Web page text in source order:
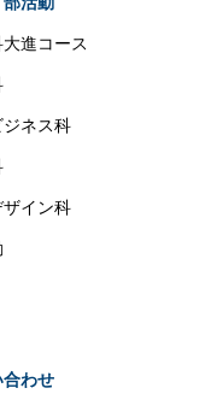
進コース
ネス科
イン科
合わせ